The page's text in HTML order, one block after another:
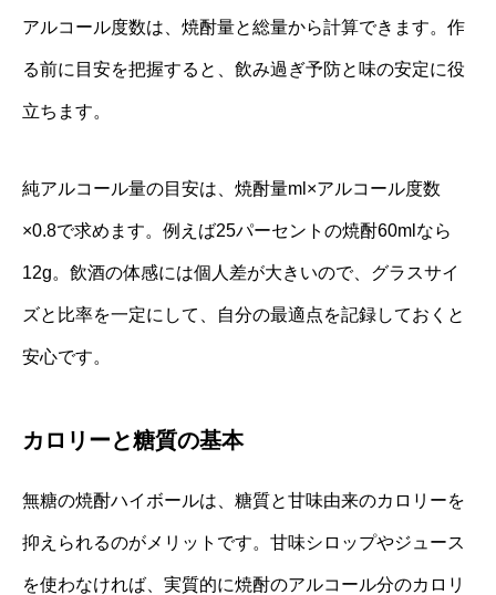
アルコール度数は、焼酎量と総量から計算できます。作
る前に目安を把握すると、飲み過ぎ予防と味の安定に役
立ちます。
純アルコール量の目安は、焼酎量ml×アルコール度数
×0.8で求めます。例えば25パーセントの焼酎60mlなら
12g。飲酒の体感には個人差が大きいので、グラスサイ
ズと比率を一定にして、自分の最適点を記録しておくと
安心です。
カロリーと糖質の基本
無糖の焼酎ハイボールは、糖質と甘味由来のカロリーを
抑えられるのがメリットです。甘味シロップやジュース
を使わなければ、実質的に焼酎のアルコール分のカロリ